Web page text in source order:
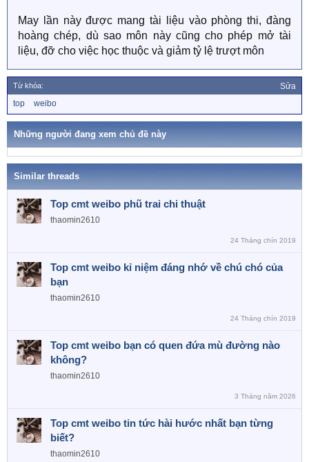
May lần này được mang tài liệu vào phòng thi, đàng
hoàng chép, dù sao môn này cũng cho phép mở tài
liệu, đỡ cho việc học thuộc và giảm tỷ lệ trượt môn
Từ khóa: Sửa
ừ
k
top weibo
Những người đang xem chủ đề này
Similar threads
Top cmt weibo phũ trai chi thuật
thaomin2610
24 Tháng chín 2019
Top cmt weibo kỉ niệm đáng nhớ về chú chó của
bạn
thaomin2610
24 Tháng chín 2019
Top cmt weibo bạn có quen đứa mù đường nào
không?
thaomin2610
3 Tháng năm 2026
Top cmt weibo tin tức hài hước nhất bạn từng
biết?
thaomin2610